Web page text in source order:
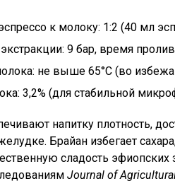
к молоку: 1:2 (40 мл
9 бар, время
не выше 65°C (во
3,2% (для стабильной
напитку плотность,
Брайан избегает
сладость
Journal of